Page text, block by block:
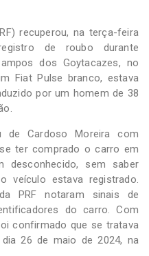
recuperou, na terça-feira
de roubo durante
dos Goytacazes, no
Fiat Pulse branco, estava
por um homem de 38
de Cardoso Moreira com
ter comprado o carro em
sem saber
veículo estava registrado.
PRF notaram sinais de
do carro. Com
confirmado que se tratava
26 de maio de 2024, na